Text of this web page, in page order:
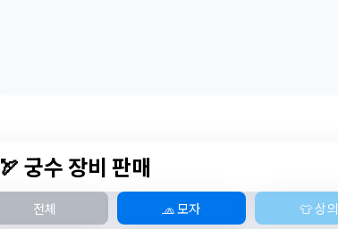
🏹 궁수 장비 판매
전체 🧢 모자 👕 상의